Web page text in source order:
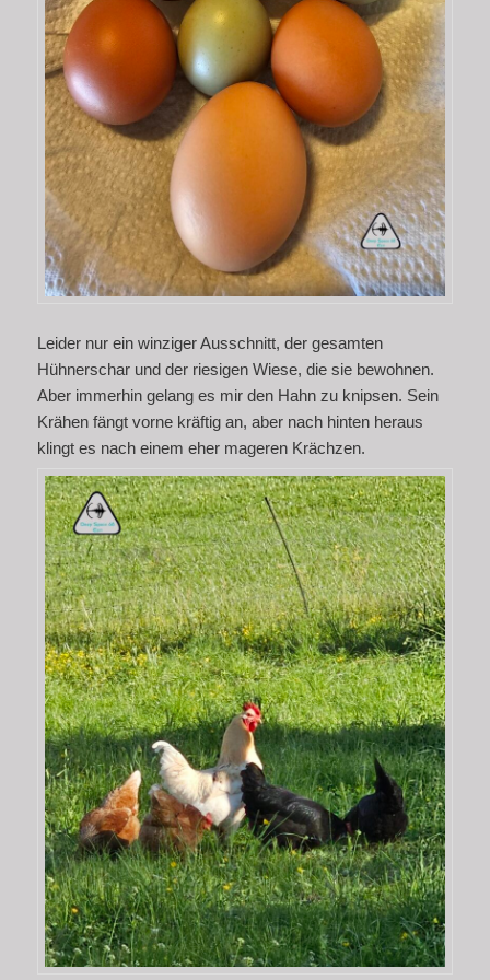
Leider nur ein winziger Ausschnitt, der gesamten
Hühnerschar und der riesigen Wiese, die sie bewohnen.
Aber immerhin gelang es mir den Hahn zu knipsen. Sein
Krähen fängt vorne kräftig an, aber nach hinten heraus
klingt es nach einem eher mageren Krächzen.